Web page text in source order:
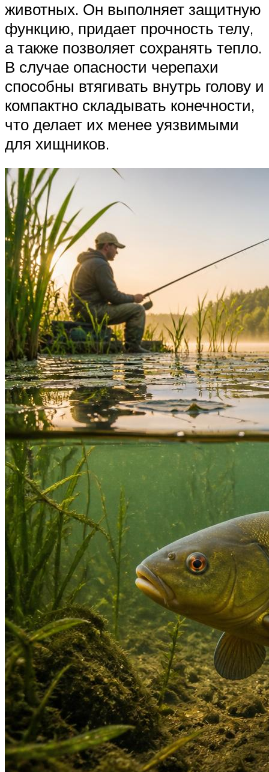
животных. Он выполняет защитную
функцию, придает прочность телу,
а также позволяет сохранять тепло.
В случае опасности черепахи
способны втягивать внутрь голову и
компактно складывать конечности,
что делает их менее уязвимыми
для хищников.